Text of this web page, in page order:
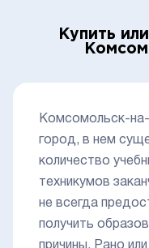
Купить
Комсомольск-
город, в нем
количество
техникумов
не всегда
получить